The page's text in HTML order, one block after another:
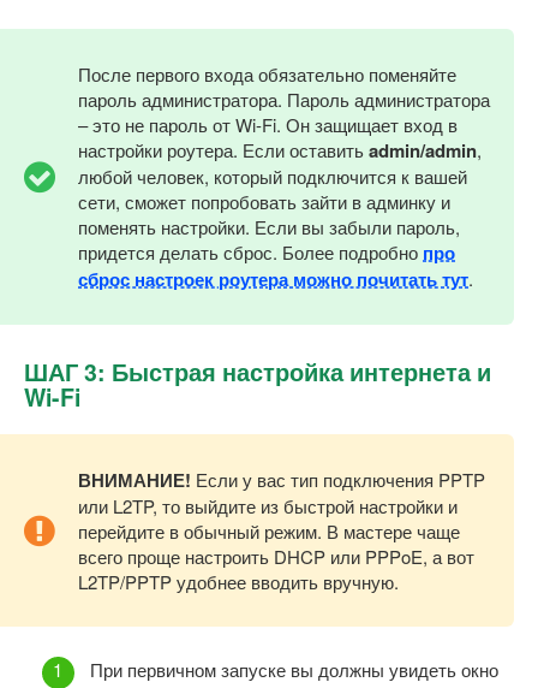
После первого входа обязательно поменяйте
пароль администратора. Пароль администратора
– это не пароль от Wi-Fi. Он защищает вход в
настройки роутера. Если оставитьadmin/admin,
любой человек, который подключится к вашей
сети, сможет попробовать зайти в админку и
поменять настройки. Если вы забыли пароль,
придется делать сброс. Более подробно про
сброс настроек роутера можно почитать тут.
ШАГ 3: Быстрая настройка интернета и
Wi-Fi
ВНИМАНИЕ! Если у вас тип подключения PPTP
или L2TP, то выйдите из быстрой настройки и
перейдите в обычный режим. В мастере чаще
всего проще настроить DHCP или PPPoE, а вот
L2TP/PPTP удобнее вводить вручную.
При первичном запуске вы должны увидеть окно